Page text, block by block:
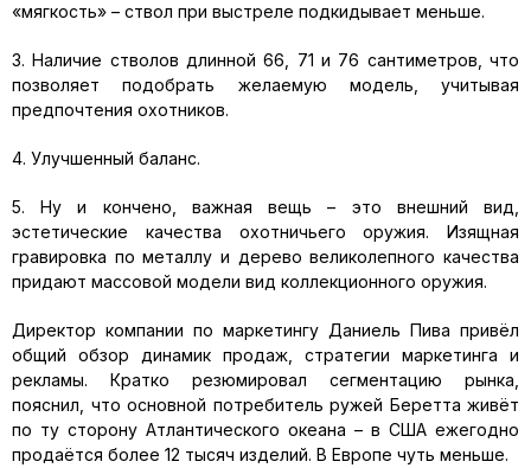
«мягкость» – ствол при выстреле подкидывает меньше.
3. Наличие стволов длинной 66, 71 и 76 сантиметров, что
позволяет подобрать желаемую модель, учитывая
предпочтения охотников.
4. Улучшенный баланс.
5. Ну и кончено, важная вещь – это внешний вид,
эстетические качества охотничьего оружия. Изящная
гравировка по металлу и дерево великолепного качества
придают массовой модели вид коллекционного оружия.
Директор компании по маркетингу Даниель Пива привёл
общий обзор динамик продаж, стратегии маркетинга и
рекламы. Кратко резюмировал сегментацию рынка,
пояснил, что основной потребитель ружей Беретта живёт
по ту сторону Атлантического океана – в США ежегодно
продаётся более 12 тысяч изделий. В Европе чуть меньше.